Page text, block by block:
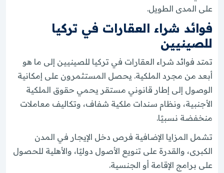
على المدى الطويل.
فوائد شراء العقارات في تركيا
للصينيين
تمتد فوائد شراء العقارات في تركيا للصينيين إلى ما هو
أبعد من مجرد الملكية. يحصل المستثمرون على إمكانية
الوصول إلى إطار قانوني مستقر يحمي حقوق الملكية
الأجنبية، ونظام سندات ملكية شفاف، وتكاليف معاملات
منخفضة نسبيًا.
تشمل المزايا الإضافية فرص دخل الإيجار في المدن
الكبرى، والقدرة على تنويع الأصول دوليًا، والأهلية للحصول
على برامج الإقامة أو الجنسية.